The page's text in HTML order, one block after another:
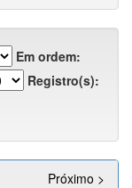
Em ordem:
Registro(s):
Próximo >